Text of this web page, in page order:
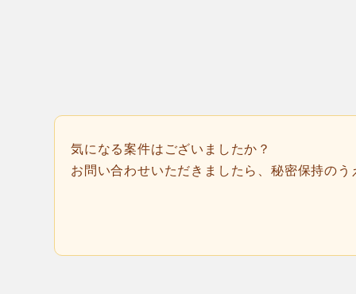
気になる案件はございましたか？
お問い合わせいただきましたら、秘密保持の